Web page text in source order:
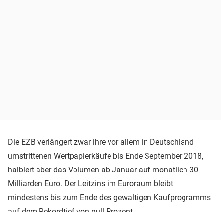
Die EZB verlängert zwar ihre vor allem in Deutschland
umstrittenen Wertpapierkäufe bis Ende September 2018,
halbiert aber das Volumen ab Januar auf monatlich 30
Milliarden Euro. Der Leitzins im Euroraum bleibt
mindestens bis zum Ende des gewaltigen Kaufprogramms